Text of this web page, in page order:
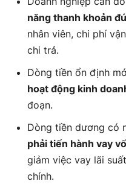
Chiến lược 2: Tận
lược cạnh tranh
nghiệp
Kết luận:
năng thanh khoản
nhân viên, chi phí
chi trả.
Dòng tiền ổn định
hoạt động kinh
đoạn.
Dòng tiền dương có
phải tiến hành vay
giảm việc vay lãi
chính.